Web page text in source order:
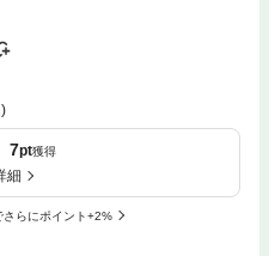
7pt獲得
細
さらにポイント+2%